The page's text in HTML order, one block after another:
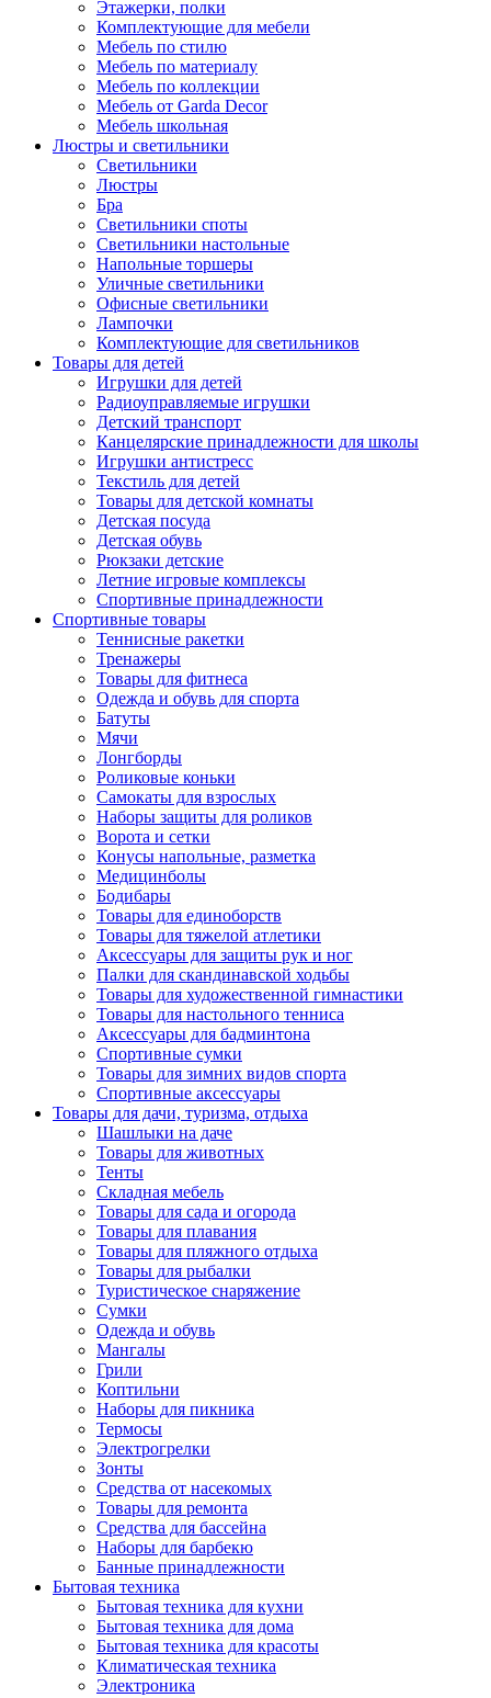
Этажерки, полки
Комплектующие для мебели
Мебель по стилю
Мебель по материалу
Мебель по коллекции
Мебель от Garda Decor
Мебель школьная
Люстры и светильники
Светильники
Люстры
Бра
Светильники споты
Светильники настольные
Напольные торшеры
Уличные светильники
Офисные светильники
Лампочки
Комплектующие для светильников
Товары для детей
Игрушки для детей
Радиоуправляемые игрушки
Детский транспорт
Канцелярские принадлежности для школы
Игрушки антистресс
Текстиль для детей
Товары для детской комнаты
Детская посуда
Детская обувь
Рюкзаки детские
Летние игровые комплексы
Спортивные принадлежности
Спортивные товары
Теннисные ракетки
Тренажеры
Товары для фитнеса
Одежда и обувь для спорта
Батуты
Мячи
Лонгборды
Роликовые коньки
Самокаты для взрослых
Наборы защиты для роликов
Ворота и сетки
Конусы напольные, разметка
Медицинболы
Бодибары
Товары для единоборств
Товары для тяжелой атлетики
Аксессуары для защиты рук и ног
Палки для скандинавской ходьбы
Товары для художественной гимнастики
Товары для настольного тенниса
Аксессуары для бадминтона
Спортивные сумки
Товары для зимних видов спорта
Спортивные аксессуары
Товары для дачи, туризма, отдыха
Шашлыки на даче
Товары для животных
Тенты
Складная мебель
Товары для сада и огорода
Товары для плавания
Товары для пляжного отдыха
Товары для рыбалки
Туристическое снаряжение
Сумки
Одежда и обувь
Мангалы
Грили
Коптильни
Наборы для пикника
Термосы
Электрогрелки
Зонты
Средства от насекомых
Товары для ремонта
Средства для бассейна
Наборы для барбекю
Банные принадлежности
Бытовая техника
Бытовая техника для кухни
Бытовая техника для дома
Бытовая техника для красоты
Климатическая техника
Электроника